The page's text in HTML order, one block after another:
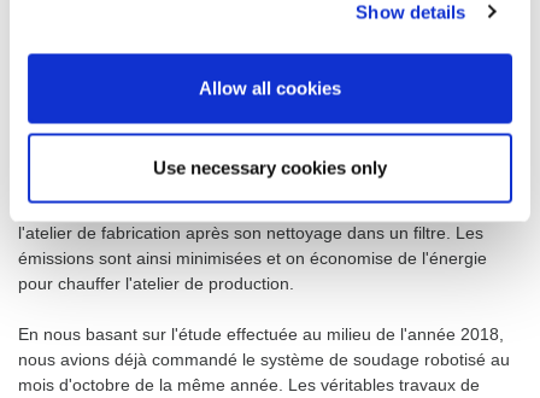
Show details
Allow all cookies
Use necessary cookies only
Un filtre veille à la propreté de l'air
Un chalumeau de préchauffage, trois chalumeaux de soudage
pour trois fils d'apport différents, une unité servant à nettoyer les
capteur d'arc, 13 axes travaillant de manière synchrone et un seul
générateur de soudage sont les fonctionnalités du système de
soudage robotisé. La fumée de soudage est aspirée par une
unité intégrée et réacheminée sous forme d'air propre dans
l'atelier de fabrication après son nettoyage dans un filtre. Les
émissions sont ainsi minimisées et on économise de l'énergie
pour chauffer l'atelier de production.
En nous basant sur l'étude effectuée au milieu de l'année 2018,
nous avions déjà commandé le système de soudage robotisé au
mois d'octobre de la même année. Les véritables travaux de